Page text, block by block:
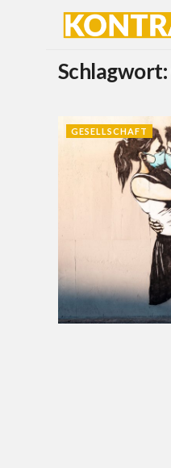
Schlagwort:
GESELLSCHAFT